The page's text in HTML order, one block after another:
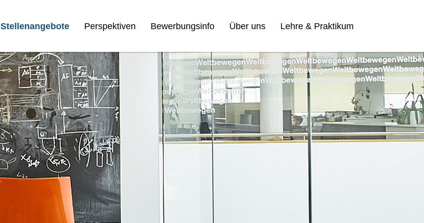
Stellenangebote Perspektiven Bewerbungsinfo Über uns Lehre & Praktikum